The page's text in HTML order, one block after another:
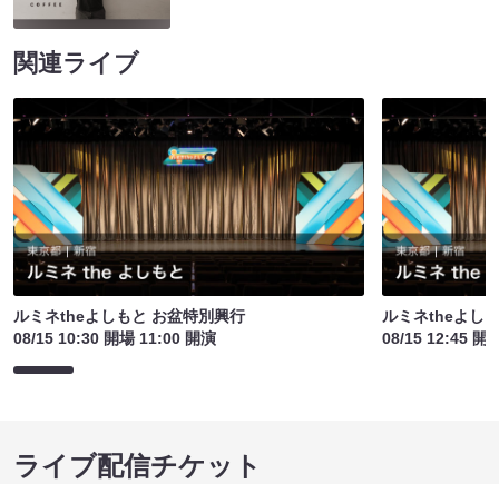
関連ライブ
ルミネtheよしもと お盆特別興行
08/15 10:30 開場 11:00 開演
ルミネtheよし
08/15 12:45 開
ライブ配信チケット